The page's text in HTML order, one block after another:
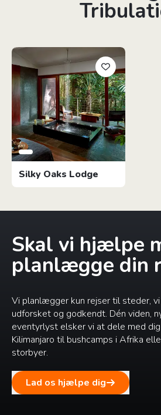
Silky Oaks Lodge
Skal vi hjælpe
planlægge din
Vi planlægger kun rejser til steder,
udforsket og godkendt. Dén viden,
eventyrlyst elsker vi at dele med
Kilimanjaro til bushcamps i Afrika
storbyer.
Lad os hjælpe dig